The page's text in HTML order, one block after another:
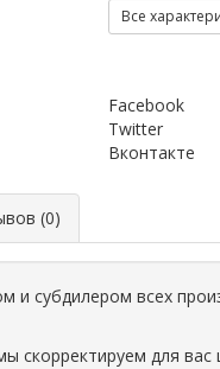
Все
Facebook
Twitter
Вконтакте
(0)
субдилером всех
скорректируем для